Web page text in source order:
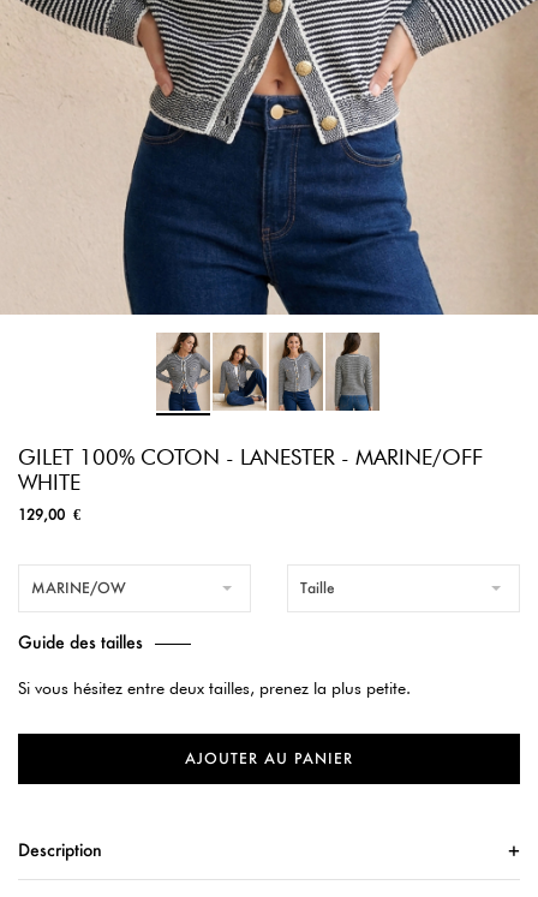
GILET 100% COTON - LANESTER - MARINE/OFF
WHITE
129,00 €
MARINE/OW Taille
Guide des tailles
Si vous hésitez entre deux tailles, prenez la plus petite.
AJOUTER AU PANIER
Description